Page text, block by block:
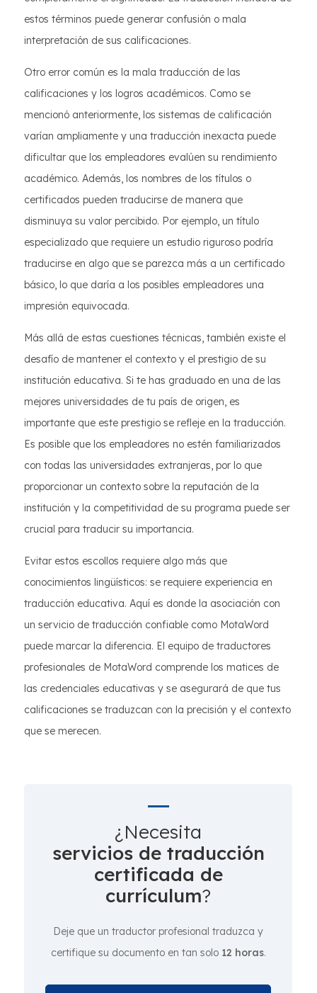
estos términos puede generar confusión o mala
interpretación de sus calificaciones.
Otro error común es la mala traducción de las
calificaciones y los logros académicos. Como se
mencionó anteriormente, los sistemas de calificación
varían ampliamente y una traducción inexacta puede
dificultar que los empleadores evalúen su rendimiento
académico. Además, los nombres de los títulos o
certificados pueden traducirse de manera que
disminuya su valor percibido. Por ejemplo, un título
especializado que requiere un estudio riguroso podría
traducirse en algo que se parezca más a un certificado
básico, lo que daría a los posibles empleadores una
impresión equivocada.
Más allá de estas cuestiones técnicas, también existe el
desafío de mantener el contexto y el prestigio de su
institución educativa. Si te has graduado en una de las
mejores universidades de tu país de origen, es
importante que este prestigio se refleje en la traducción.
Es posible que los empleadores no estén familiarizados
con todas las universidades extranjeras, por lo que
proporcionar un contexto sobre la reputación de la
institución y la competitividad de su programa puede ser
crucial para traducir su importancia.
Evitar estos escollos requiere algo más que
conocimientos lingüísticos: se requiere experiencia en
traducción educativa. Aquí es donde la asociación con
un servicio de traducción confiable como MotaWord
puede marcar la diferencia. El equipo de traductores
profesionales de MotaWord comprende los matices de
las credenciales educativas y se asegurará de que tus
calificaciones se traduzcan con la precisión y el contexto
que se merecen.
¿Necesita
servicios de traducción
certificada de
currículum?
Deje que un traductor profesional traduzca y
certifique su documento en tan solo 12 horas.